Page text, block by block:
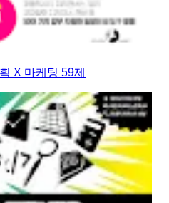
X 마케팅 59제